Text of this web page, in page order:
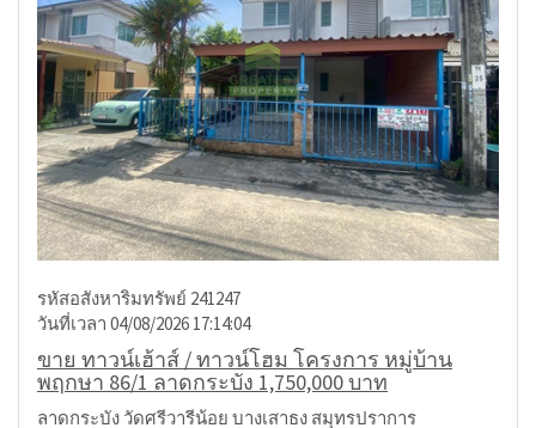
รหัสอสังหาริมทรัพย์ 241247
วันที่เวลา 04/08/2026 17:14:04
ขาย ทาวน์เฮ้าส์ / ทาวน์โฮม โครงการ หมู่บ้าน
พฤกษา 86/1 ลาดกระบัง 1,750,000 บาท
ลาดกระบัง วัดศรีวารีน้อย บางเสาธง สมุทรปราการ